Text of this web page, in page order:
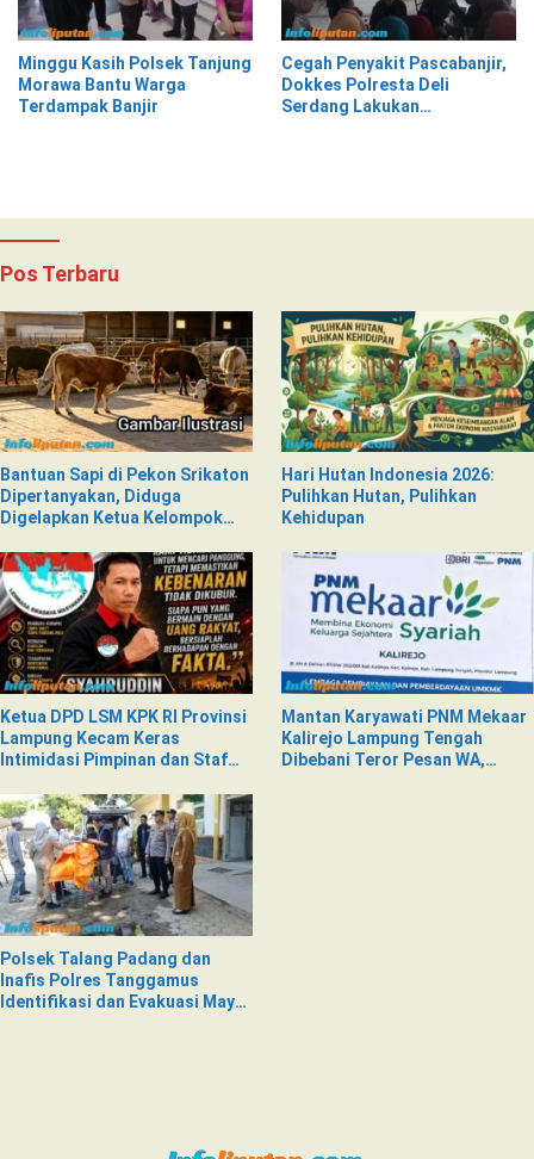
Minggu Kasih Polsek Tanjung
Morawa Bantu Warga
Terdampak Banjir
Cegah Penyakit Pascabanjir,
Dokkes Polresta Deli
Serdang Lakukan
Pos Terbaru
Bantuan Sapi di Pekon Srikaton
Dipertanyakan, Diduga
Digelapkan Ketua Kelompok
Hari Hutan Indonesia 2026:
Pulihkan Hutan, Pulihkan
Kehidupan
Ketua DPD LSM KPK RI Provinsi
Lampung Kecam Keras
Intimidasi Pimpinan dan Staf
Nad
Mantan Karyawati PNM Mekaar
Kalirejo Lampung Tengah
Dibebani Teror Pesan WA,
Polsek Talang Padang dan
Inafis Polres Tanggamus
Identifikasi dan Evakuasi Mayat